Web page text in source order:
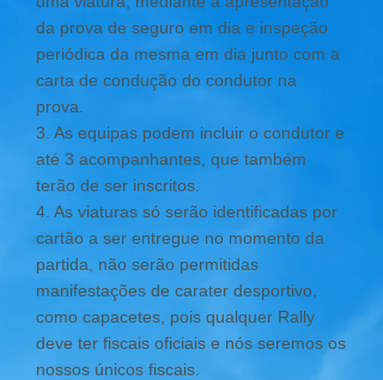
da prova de seguro em dia e inspeção
periódica da mesma em dia junto com a
carta de condução do condutor na
prova.
3. As equipas podem incluir o condutor e
até 3 acompanhantes, que também
terão de ser inscritos.
4. As viaturas só serão identificadas por
cartão a ser entregue no momento da
partida, não serão permitidas
manifestações de carater desportivo,
como capacetes, pois qualquer Rally
deve ter fiscais oficiais e nós seremos os
nossos únicos fiscais.